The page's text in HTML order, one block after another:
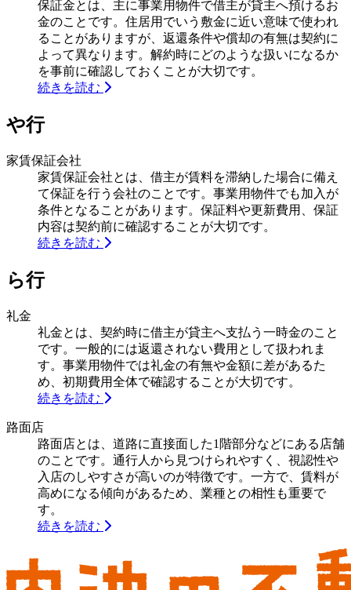
保証金とは、主に事業用物件で借主が貸主へ預けるお
金のことです。住居用でいう敷金に近い意味で使われ
ることがありますが、返還条件や償却の有無は契約に
よって異なります。解約時にどのような扱いになるか
を事前に確認しておくことが大切です。
続きを読む
や行
家賃保証会社
家賃保証会社とは、借主が賃料を滞納した場合に備え
て保証を行う会社のことです。事業用物件でも加入が
条件となることがあります。保証料や更新費用、保証
内容は契約前に確認することが大切です。
続きを読む
ら行
礼金
礼金とは、契約時に借主が貸主へ支払う一時金のこと
です。一般的には返還されない費用として扱われま
す。事業用物件では礼金の有無や金額に差があるた
め、初期費用全体で確認することが大切です。
続きを読む
路面店
路面店とは、道路に直接面した1階部分などにある店舗
のことです。通行人から見つけられやすく、視認性や
入店のしやすさが高いのが特徴です。一方で、賃料が
高めになる傾向があるため、業種との相性も重要で
す。
続きを読む